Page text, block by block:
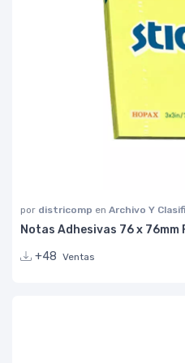
por districomp en Archivo Y
Notas Adhesivas 76 x
+48 Ventas